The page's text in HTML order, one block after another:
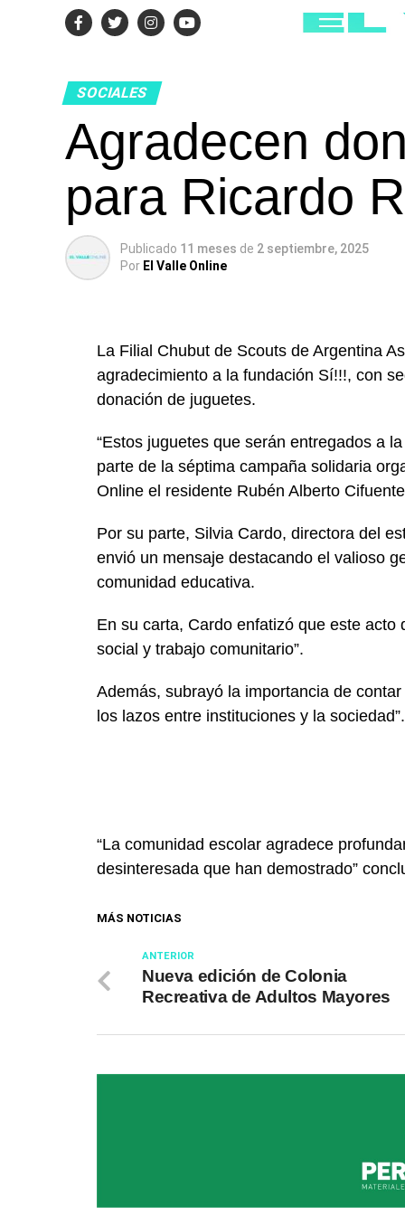
SOCIALES
Agradecen
para Ricardo
Publicado 11 meses de 2 septiembre, 2025
Por El Valle Online
La Filial Chubut de Scouts de Argentina
agradecimiento a la fundación Sí!!!, con
donación de juguetes.
“Estos juguetes que serán entregados a
parte de la séptima campaña solidaria
Online el residente Rubén Alberto
Por su parte, Silvia Cardo, directora del
envió un mensaje destacando el valioso
comunidad educativa.
En su carta, Cardo enfatizó que este acto
social y trabajo comunitario”.
Además, subrayó la importancia de
los lazos entre instituciones y la sociedad”.
“La comunidad escolar agradece
desinteresada que han demostrado”
MÁS NOTICIAS
ANTERIOR
Nueva edición de Colonia
Recreativa de Adultos Mayores